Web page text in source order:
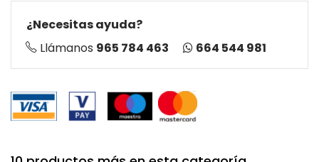
¿Necesitas ayuda?
Llámanos 965 784 463 664 544 981